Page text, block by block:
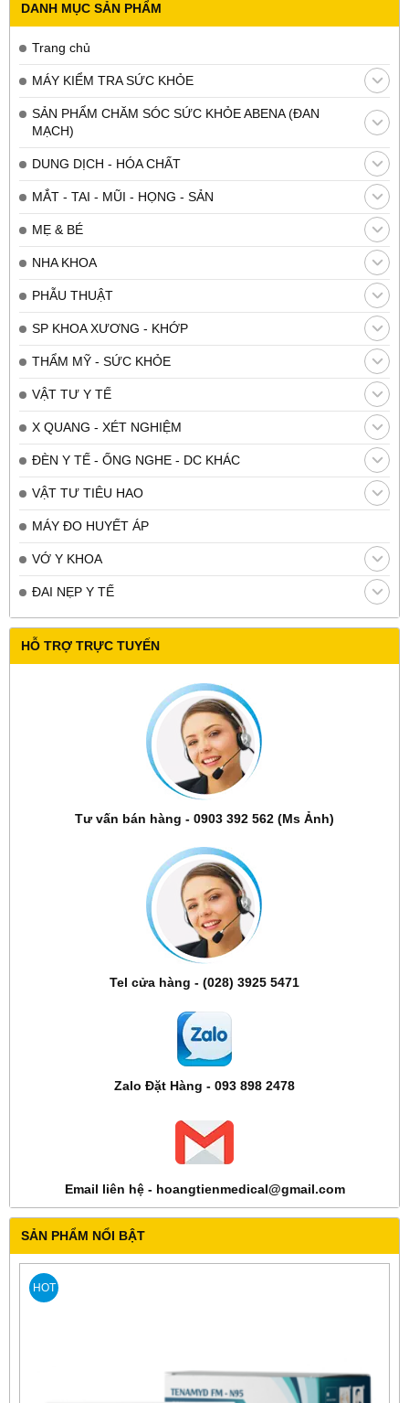
DANH MỤC SẢN PHẨM
Trang chủ
MÁY KIỂM TRA SỨC KHỎE
SẢN PHẨM CHĂM SÓC SỨC KHỎE ABENA (ĐAN
MẠCH)
DUNG DỊCH - HÓA CHẤT
MẮT - TAI - MŨI - HỌNG - SẢN
MẸ & BÉ
NHA KHOA
PHẪU THUẬT
SP KHOA XƯƠNG - KHỚP
THẨM MỸ - SỨC KHỎE
VẬT TƯ Y TẾ
X QUANG - XÉT NGHIỆM
ĐÈN Y TẾ - ỐNG NGHE - DC KHÁC
VẬT TƯ TIÊU HAO
MÁY ĐO HUYẾT ÁP
VỚ Y KHOA
ĐAI NẸP Y TẾ
HỖ TRỢ TRỰC TUYẾN
Tư vấn bán hàng - 0903 392 562 (Ms Ảnh)
Tel cửa hàng - (028) 3925 5471
Zalo Đặt Hàng - 093 898 2478
Email liên hệ - hoangtienmedical@gmail.com
SẢN PHẨM NỔI BẬT
HOT